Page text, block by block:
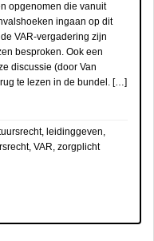
opgenomen die vanuit
ingaan op dit
VAR-vergadering zijn
besproken. Ook een
discussie (door Van
te lezen in de bundel. […]
, leidinggeven,
, VAR, zorgplicht